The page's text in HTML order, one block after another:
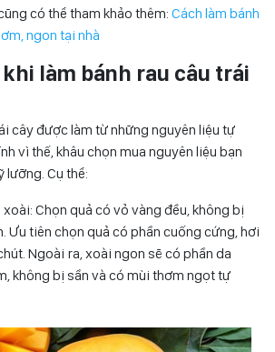
có thể tham khảo thêm: Cách làm bánh
ngon tại nhà
làm bánh rau câu trái
cây được làm từ những nguyên liệu tự
vì thế, khâu chọn mua nguyên liệu bạn
lưỡng. Cụ thể:
Chọn quả có vỏ vàng đều, không bị
Ưu tiên chọn quả có phần cuống cứng, hơi
Ngoài ra, xoài ngon sẽ có phần da
không bị sần và có mùi thơm ngọt tự